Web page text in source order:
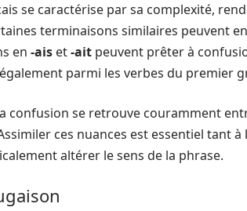
se caractérise par sa complexité,
terminaisons similaires peuvent
en -ais et-ait peuvent prêter à
parmi les verbes du premier
confusion se retrouve couramment
ces nuances est essentiel tant à
altérer le sens de la phrase.